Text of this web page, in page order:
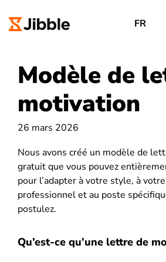
FR
Modèle de
motivation
26 mars 2026
Nous avons créé un modèle de
gratuit que vous pouvez
pour l’adapter à votre style, à
professionnel et au poste
postulez.
Qu’est-ce qu’une lettre de